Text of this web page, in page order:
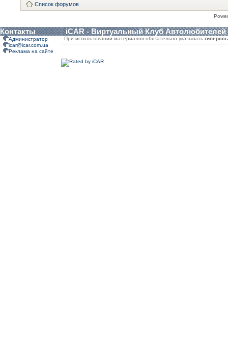
Список форумов
Контакты iCAR - Виртуальный Клуб Автолюбителей
Администратор
icar@icar.com.ua
Реклама на сайте
При использовании материалов обязательно указывать